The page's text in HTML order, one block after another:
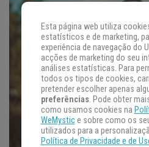
Esta página web utiliza
estatísticos e de marketing,
experiência de navegação do
acções de marketing do seu
análises estatísticas. Para
todos os tipos de cookies,
pretender escolher apenas
preferências. Pode obter
como usamos cookies na
WeMystice sobre como os
utilizados para a
Política de Privacidade e de